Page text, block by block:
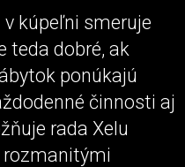
kúpeľni smeruje
teda dobré, ak
ponúkajú
činnosti aj
rada Xelu
rozmanitými